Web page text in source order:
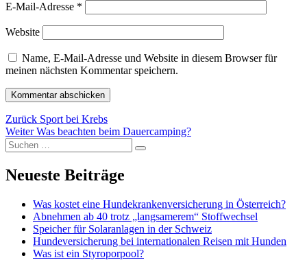
E-Mail-Adresse *
Website
Name, E-Mail-Adresse und Website in diesem Browser für
meinen nächsten Kommentar speichern.
Beitragsnavigation
Zurück Vorheriger
Beitrag:
Sport bei Krebs
Weiter Nächster
Beitrag:
Was beachten beim Dauercamping?
Suchen
nach:
Suchen
Neueste Beiträge
Was kostet eine Hundekrankenversicherung in Österreich?
Abnehmen ab 40 trotz „langsamerem“ Stoffwechsel
Speicher für Solaranlagen in der Schweiz
Hundeversicherung bei internationalen Reisen mit Hunden
Was ist ein Styroporpool?